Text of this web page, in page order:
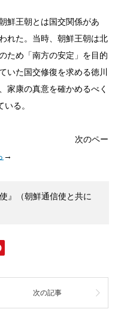
鮮王朝とは国交関係があ
れた。当時、朝鮮王朝は北
ため「南方の安定」を目的
いた国交修復を求める徳川
家康の真意を確かめるべく
る。
ペー
→
』（朝鮮通信使と共に
次の記事